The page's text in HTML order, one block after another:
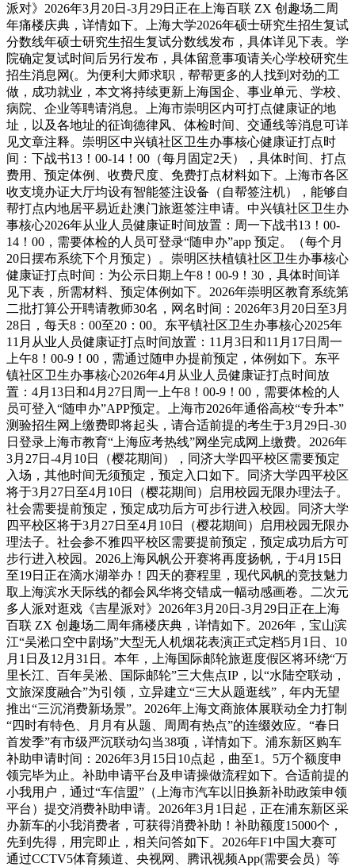
派对》2026年3月20日-3月29日正在上海百联 ZX 创趣场二周
年痛楼庆典，详情如下。上海大学2026年硕士研究生招生复试
分数线年硕士研究生招生复试分数线发布，具体详见下表。学
院确定复试时间后另行发布，具体留意事项请关心学校研究生
招生消息网(‍。为便利大师求职，帮帮更多的人找到对劲的工
做，成功就业，本文将持续更新上海国企、事业单元、学校、
病院、企业等聘请消息。上海市崇明区内可打点健康证的地
址，以及各地址的征询德律风、体检时间、交通线等消息可详
见文章注释。崇明区中兴镇社区卫生办事核心健康证打点时
间：下战书13！00-14！00（每月固定2天），具体时间、打点
费用、预定体例、收费尺度、免费打点材料如下。上海市各区
收支境办证大厅均设有智能签注设备（自帮签注机），能够自
帮打点内地居平易近赴澳门旅逛签注申请。中兴镇社区卫生办
事核心2026年从业人员健康证时间放置：周一下战书13！00-
14！00，需要体检的人员可登录“随申办”app 预定。（每个月
20日摆布系统下个月预定）。崇明区扶植镇社区卫生办事核心
健康证打点时间：为公示日期上午8！00-9！30，具体时间详
见下表，所需材料、预定体例如下。2026年崇明区教育系统第
二批打算公开聘请教师30名，网名时间：2026年3月20日至3月
28日，每天8：00至20：00。东平镇社区卫生办事核心2025年
11月从业人员健康证打点时间放置：11月3日和11月17日周一
上午8！00-9！00，需通过随申办提前预定，体例如下。东平
镇社区卫生办事核心2026年4月从业人员健康证打点时间放
置：4月13日和4月27日周一上午8！00-9！00，需要体检的人
员可登入“随申办”APP预定。上海市2026年通俗高校“专升本”
测验招生网上缴费即将起头，请合适前提的考生于3月29日-30
日登录上海市教育“上海应考热线”网坐完成网上缴费。2026年
3月27日-4月10日（樱花期间），同济大学四平校区需要预定
入场，其他时间无须预定，预定入口如下。同济大学四平校区
将于3月27日至4月10日（樱花期间）启用校园无限办理法子。
社会需要提前预定，预定成功后方可步行进入校园。同济大学
四平校区将于3月27日至4月10日（樱花期间）启用校园无限办
理法子。社会参不雅四平校区需要提前预定，预定成功后方可
步行进入校园。2026上海风帆公开赛将再度扬帆，于4月15日
至19日正在滴水湖举办！四天的赛程里，现代风帆的竞技魅力
取上海滨水天际线的都会风华将交错成一幅动感画卷。二次元
多人派对逛戏《吉星派对》2026年3月20日-3月29日正在上海
百联 ZX 创趣场二周年痛楼庆典，详情如下。2026年，宝山滨
江“吴淞口空中剧场”大型无人机烟花表演正式定档5月1日、10
月1日及12月31日。本年，上海国际邮轮旅逛度假区将环绕“万
里长江、百年吴淞、国际邮轮”三大焦点IP，以“水陆空联动，
文旅深度融合”为引领，立异建立“三大从题逛线”，年内无望
推出“三沉消费新场景”。2026年上海文商旅体展联动全力打制
“四时有特色、月月有从题、周周有热点”的连缀效应。“春日
首发季”有市级严沉联动勾当38项，详情如下。浦东新区购车
补助申请时间：2026年3月15日10点起，曲至1。5万个额度申
领完毕为止。补助申请平台及申请操做流程如下。合适前提的
小我用户，通过“车信盟”（上海市汽车以旧换新补助政策申领
平台）提交消费补助申请。2026年3月1日起，正在浦东新区采
办新车的小我消费者，可获得消费补助！补助额度15000个，
先到先得，用完即止，相关问答如下。2026年F1中国大赛可
通过CCTV5体育频道、央视网、腾讯视频App(需要会员）等